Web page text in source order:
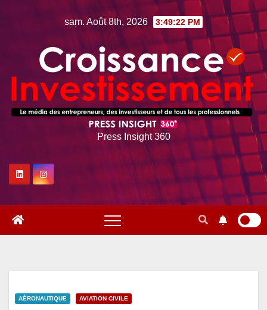
sam. Août 8th, 2026 3:49:23 PM
Press Insight 360
AÉRONAUTIQUE AVIATION CIVILE